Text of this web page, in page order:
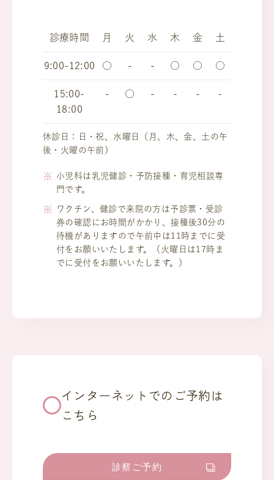
診療時間 月 火 水 木 金 土
9:00-12:00 ○ - - ○ ○ ○
15:00-
18:00
- ○ - - - -
休診日：日・祝、水曜日（月、木、金、土の午
後・火曜の午前）
小児科は乳児健診・予防接種・育児相談専
門です。
ワクチン、健診で来院の方は予診票・受診
券の確認にお時間がかかり、接種後30分の
待機がありますので午前中は11時までに受
付をお願いいたします。（火曜日は17時ま
でに受付をお願いいたします。）
インターネットでのご予約は
こちら
診察ご予約